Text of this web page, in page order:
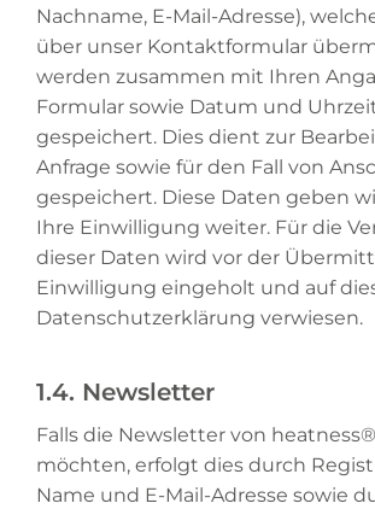
Nachname, E-Mail-Adresse),
über unser Kontaktformular
werden zusammen mit Ihren
Formular sowie Datum und
gespeichert. Dies dient zur
Anfrage sowie für den Fall von
gespeichert. Diese Daten geben
Ihre Einwilligung weiter. Für die
dieser Daten wird vor der
Einwilligung eingeholt und auf
Datenschutzerklärung verwiesen.
1.4. Newsletter
Falls die Newsletter von
möchten, erfolgt dies durch
Name und E-Mail-Adresse sowie